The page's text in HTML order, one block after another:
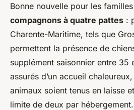
Bonne nouvelle pour les
compagnons à quatre pattes :
Charente-Maritime, tels que
permettent la présence de
supplément saisonnier entre 35
assurés d’un accueil
animaux soient tenus en laisse
limite de deux par hébergement.